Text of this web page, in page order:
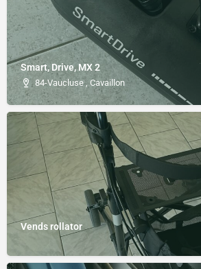
Smart, Drive, MX 2
84-Vaucluse , Cavaillon
Vends rollator